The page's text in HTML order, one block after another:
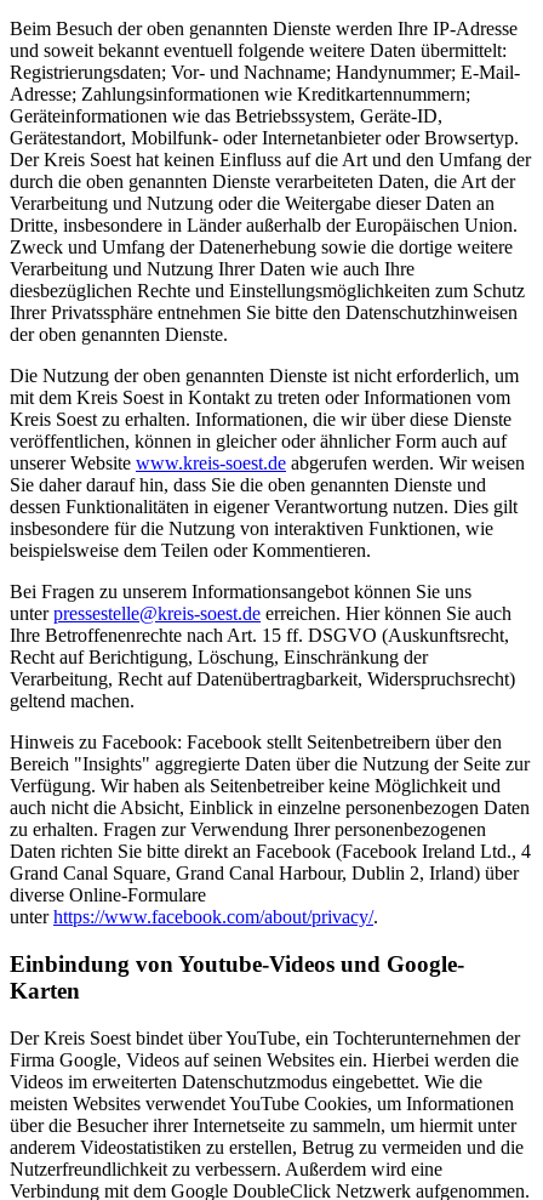
Beim Besuch der oben genannten Dienste werden Ihre IP-Adresse
und soweit bekannt eventuell folgende weitere Daten übermittelt:
Registrierungsdaten; Vor- und Nachname; Handynummer; E-Mail-
Adresse; Zahlungsinformationen wie Kreditkartennummern;
Geräteinformationen wie das Betriebssystem, Geräte-ID,
Gerätestandort, Mobilfunk- oder Internetanbieter oder Browsertyp.
Der Kreis Soest hat keinen Einfluss auf die Art und den Umfang der
durch die oben genannten Dienste verarbeiteten Daten, die Art der
Verarbeitung und Nutzung oder die Weitergabe dieser Daten an
Dritte, insbesondere in Länder außerhalb der Europäischen Union.
Zweck und Umfang der Datenerhebung sowie die dortige weitere
Verarbeitung und Nutzung Ihrer Daten wie auch Ihre
diesbezüglichen Rechte und Einstellungsmöglichkeiten zum Schutz
Ihrer Privatssphäre entnehmen Sie bitte den Datenschutzhinweisen
der oben genannten Dienste.
Die Nutzung der oben genannten Dienste ist nicht erforderlich, um
mit dem Kreis Soest in Kontakt zu treten oder Informationen vom
Kreis Soest zu erhalten. Informationen, die wir über diese Dienste
veröffentlichen, können in gleicher oder ähnlicher Form auch auf
unserer Website www.kreis-soest.de abgerufen werden. Wir weisen
Sie daher darauf hin, dass Sie die oben genannten Dienste und
dessen Funktionalitäten in eigener Verantwortung nutzen. Dies gilt
insbesondere für die Nutzung von interaktiven Funktionen, wie
beispielsweise dem Teilen oder Kommentieren.
Bei Fragen zu unserem Informationsangebot können Sie uns
unterpressestelle@​kreis-soest.de erreichen. Hier können Sie auch
Ihre Betroffenenrechte nach Art. 15 ff. DSGVO (Auskunftsrecht,
Recht auf Berichtigung, Löschung, Einschränkung der
Verarbeitung, Recht auf Datenübertragbarkeit, Widerspruchsrecht)
geltend machen.
Hinweis zu Facebook: Facebook stellt Seitenbetreibern über den
Bereich "Insights" aggregierte Daten über die Nutzung der Seite zur
Verfügung. Wir haben als Seitenbetreiber keine Möglichkeit und
auch nicht die Absicht, Einblick in einzelne personenbezogen Daten
zu erhalten. Fragen zur Verwendung Ihrer personenbezogenen
Daten richten Sie bitte direkt an Facebook (Facebook Ireland Ltd., 4
Grand Canal Square, Grand Canal Harbour, Dublin 2, Irland) über
diverse Online-Formulare
unterhttps://www.facebook.com/about/privacy/.
Einbindung von Youtube-Videos und Google-
Karten
Der Kreis Soest bindet über YouTube, ein Tochterunternehmen der
Firma Google, Videos auf seinen Websites ein. Hierbei werden die
Videos im erweiterten Datenschutzmodus eingebettet. Wie die
meisten Websites verwendet YouTube Cookies, um Informationen
über die Besucher ihrer Internetseite zu sammeln, um hiermit unter
anderem Videostatistiken zu erstellen, Betrug zu vermeiden und die
Nutzerfreundlichkeit zu verbessern. Außerdem wird eine
Verbindung mit dem Google DoubleClick Netzwerk aufgenommen.